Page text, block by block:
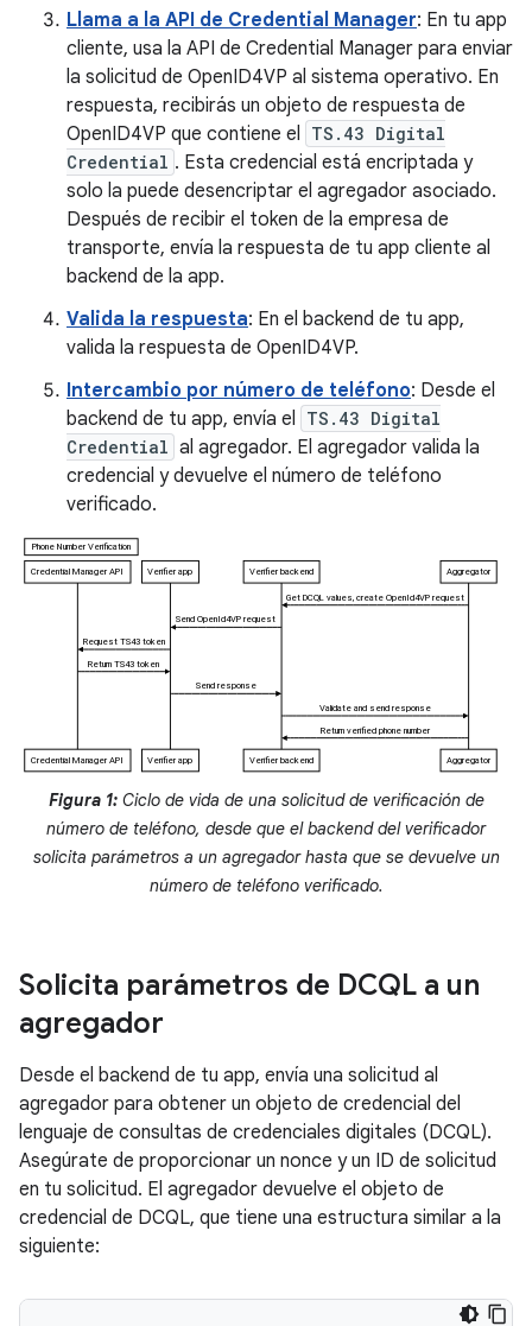
Llama a la API de Credential Manager: En tu app
cliente, usa la API de Credential Manager para enviar
la solicitud de OpenID4VP al sistema operativo. En
respuesta, recibirás un objeto de respuesta de
OpenID4VP que contiene el TS.43 Digital
Credential . Esta credencial está encriptada y
solo la puede desencriptar el agregador asociado.
Después de recibir el token de la empresa de
transporte, envía la respuesta de tu app cliente al
backend de la app.
Valida la respuesta: En el backend de tu app,
valida la respuesta de OpenID4VP.
Intercambio por número de teléfono: Desde el
backend de tu app, envía el TS.43 Digital
Credential al agregador. El agregador valida la
credencial y devuelve el número de teléfono
verificado.
Figura 1:Ciclo de vida de una solicitud de verificación de
número de teléfono, desde que el backend del verificador
solicita parámetros a un agregador hasta que se devuelve un
número de teléfono verificado.
Solicita parámetros de DCQL a un
agregador
Desde el backend de tu app, envía una solicitud al
agregador para obtener un objeto de credencial del
lenguaje de consultas de credenciales digitales (DCQL).
Asegúrate de proporcionar un nonce y un ID de solicitud
en tu solicitud. El agregador devuelve el objeto de
credencial de DCQL, que tiene una estructura similar a la
siguiente: